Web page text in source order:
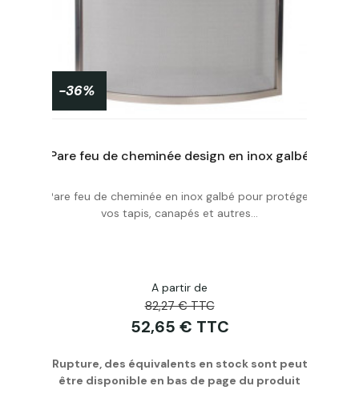
Personnaliser
-36%
Pare feu de cheminée design en inox galbé
Pare feu de cheminée en inox galbé pour protéger
vos tapis, canapés et autres...
A partir de
82,27 € TTC
52,65 € TTC
Rupture, des équivalents en stock sont peut
être disponible en bas de page du produit